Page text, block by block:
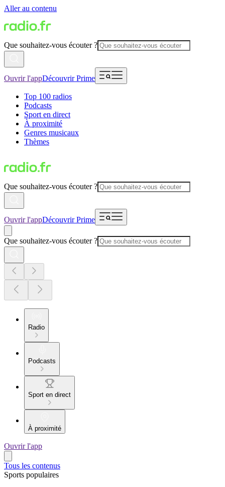
Aller au contenu
Que souhaitez-vous écouter ?
Ouvrir l'appDécouvrir Prime
Top 100 radios
Podcasts
Sport en direct
À proximité
Genres musicaux
Thèmes
Que souhaitez-vous écouter ?
Ouvrir l'appDécouvrir Prime
Que souhaitez-vous écouter ?
Radio
Podcasts
Sport en direct
À proximité
Ouvrir l'app
Tous les contenus
Sports populaires